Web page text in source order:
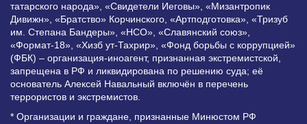
татарского народа», «Свидетели Иеговы», «Мизантропик
Дивижн», «Братство» Корчинского, «Артподготовка», «Тризуб
им. Степана Бандеры», «НСО», «Славянский союз»,
«Формат-18», «Хизб ут-Тахрир», «Фонд борьбы с коррупцией»
(ФБК) – организация-иноагент, признанная экстремистской,
запрещена в РФ и ликвидирована по решению суда; её
основатель Алексей Навальный включён в перечень
террористов и экстремистов.
* Организации и граждане, признанные Минюстом РФ